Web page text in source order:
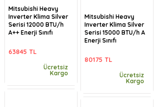
Mitsubishi Heavy
Inverter Klima Silver
Serisi 12000 BTU/h
A++ Enerji Sınıfı
63845 TL
Ücretsiz
Kargo
Mitsubishi Heavy
Inverter Klima Silver
Serisi 15000 BTU/h A
Enerji Sınıfı
80175 TL
Ücretsiz
Kargo